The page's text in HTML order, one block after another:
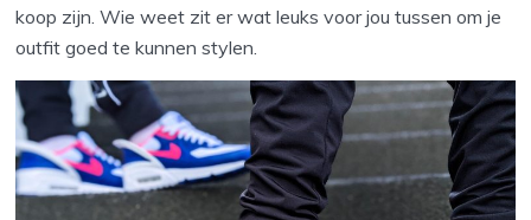
koop zijn. Wie weet zit er wat leuks voor jou tussen om je
outfit goed te kunnen stylen.